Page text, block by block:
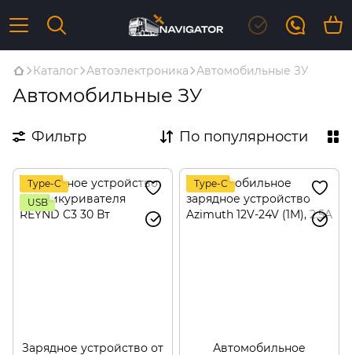
Каталог Автоэлектроника Автомобильные ЗУ
Автомобильные ЗУ
Фильтр По популярности
Type-C
USB
Зарядное устройство от
Type-C
Автомобильное